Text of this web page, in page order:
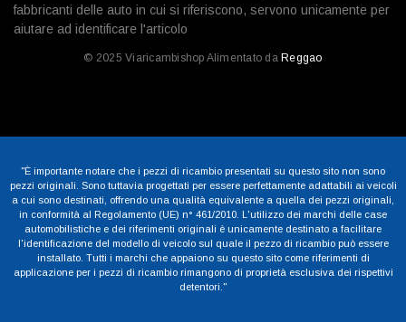
fabbricanti delle auto in cui si riferiscono, servono unicamente per
aiutare ad identificare l'articolo
© 2025 Viaricambishop Alimentato da Reggao
"È importante notare che i pezzi di ricambio presentati su questo sito non sono
pezzi originali. Sono tuttavia progettati per essere perfettamente adattabili ai veicoli
a cui sono destinati, offrendo una qualità equivalente a quella dei pezzi originali,
in conformità al Regolamento (UE) n° 461/2010. L'utilizzo dei marchi delle case
automobilistiche e dei riferimenti originali è unicamente destinato a facilitare
l'identificazione del modello di veicolo sul quale il pezzo di ricambio può essere
installato. Tutti i marchi che appaiono su questo sito come riferimenti di
applicazione per i pezzi di ricambio rimangono di proprietà esclusiva dei rispettivi
detentori."